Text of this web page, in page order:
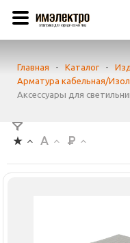
Главная - Каталог -
Арматура кабельная/
Аксессуары для